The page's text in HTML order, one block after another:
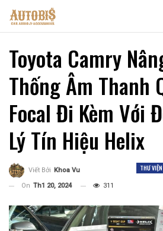
Toyota Camry
Thống Âm Thanh
Focal Đi Kèm Với
Lý Tín Hiệu Helix
THƯ
Viết Bởi
Khoa Vu
On Th1 20, 2024 311